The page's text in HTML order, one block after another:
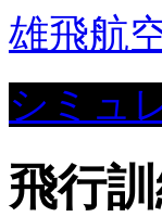
雄飛航
シミュ
飛行